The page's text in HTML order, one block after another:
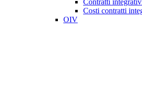
Contratti
Costi contratti
OIV